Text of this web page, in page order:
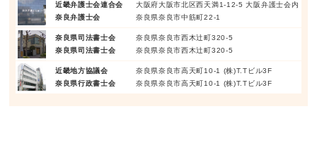
近畿弁護士会連合会
奈良弁護士会
大阪府大阪市北区西天満1-12-5 大阪弁護士会内
奈良県奈良市中筋町22-1
奈良県司法書士会
奈良県司法書士会
奈良県奈良市西木辻町320-5
奈良県奈良市西木辻町320-5
近畿地方協議会
奈良県行政書士会
奈良県奈良市高天町10-1 (株)T.Tビル3F
奈良県奈良市高天町10-1 (株)T.Tビル3F